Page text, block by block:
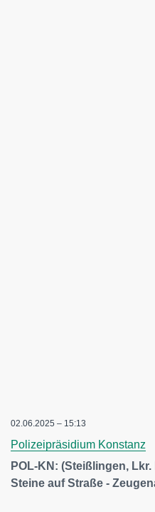
02.06.2025 – 15:13
Polizeipräsidium Konstanz
POL-KN: (Steißlingen,
Steine auf Straße -